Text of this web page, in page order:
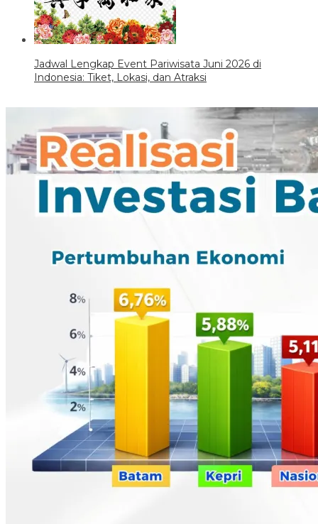
Jadwal Lengkap Event Pariwisata Juni 2026 di
Indonesia: Tiket, Lokasi, dan Atraksi